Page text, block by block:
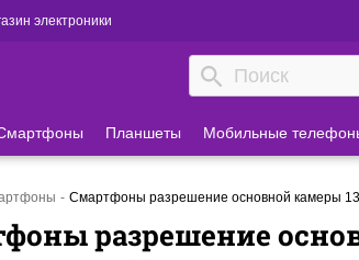
электроники
Планшеты Мобильные
Смартфоны разрешение основной камеры
разрешение